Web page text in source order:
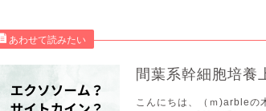
間葉系幹細胞培養
こんにちは、（ｍ)arbleの